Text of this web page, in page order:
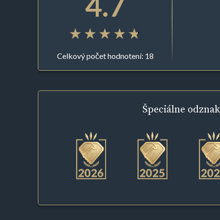
Celkový počet hodnotení: 18
Špeciálne